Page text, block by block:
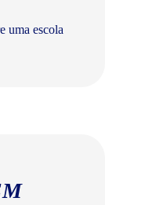
uma escola